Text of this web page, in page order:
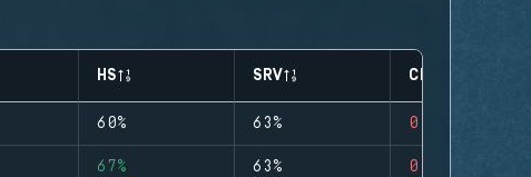
HS SRV CLUTCHES
60% 63% 0
67% 63% 0